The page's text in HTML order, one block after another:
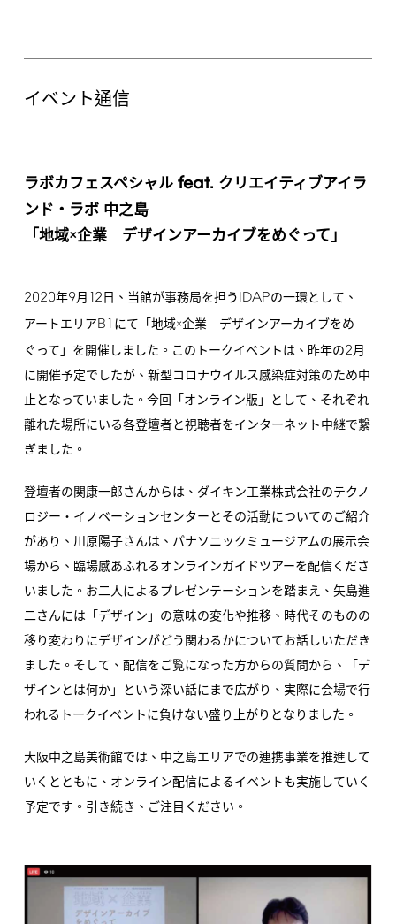
イベント通信
ラボカフェスペシャル feat. クリエイティブアイラ
ンド・ラボ 中之島
「地域×企業 デザインアーカイブをめぐって」
2020年9月 12 日、当館が事務局を担う IDAPの一環として、
アートエリアB1 にて「地域×企業 デザインアーカイブをめ
ぐって」を開催しました。このトークイベントは、昨年の2月
に開催予定でしたが、新型コロナウイルス感染症対策のため中
止となっていました。今回「オンライン版」として、それぞれ
離れた場所にいる各登壇者と視聴者をインターネット中継で繋
ぎました。
登壇者の関康一郎さんからは、ダイキン工業株式会社のテクノ
ロジー・イノベーションセンターとその活動についてのご紹介
があり、川原陽子さんは、パナソニックミュージアムの展示会
場から、臨場感あふれるオンラインガイドツアーを配信くださ
いました。お二人によるプレゼンテーションを踏まえ、矢島進
二さんには「デザイン」の意味の変化や推移、時代そのものの
移り変わりにデザインがどう関わるかについてお話しいただき
ました。そして、配信をご覧になった方からの質問から、「デ
ザインとは何か」という深い話にまで広がり、実際に会場で行
われるトークイベントに負けない盛り上がりとなりました。
大阪中之島美術館では、中之島エリアでの連携事業を推進して
いくとともに、オンライン配信によるイベントも実施していく
予定です。引き続き、ご注目ください。